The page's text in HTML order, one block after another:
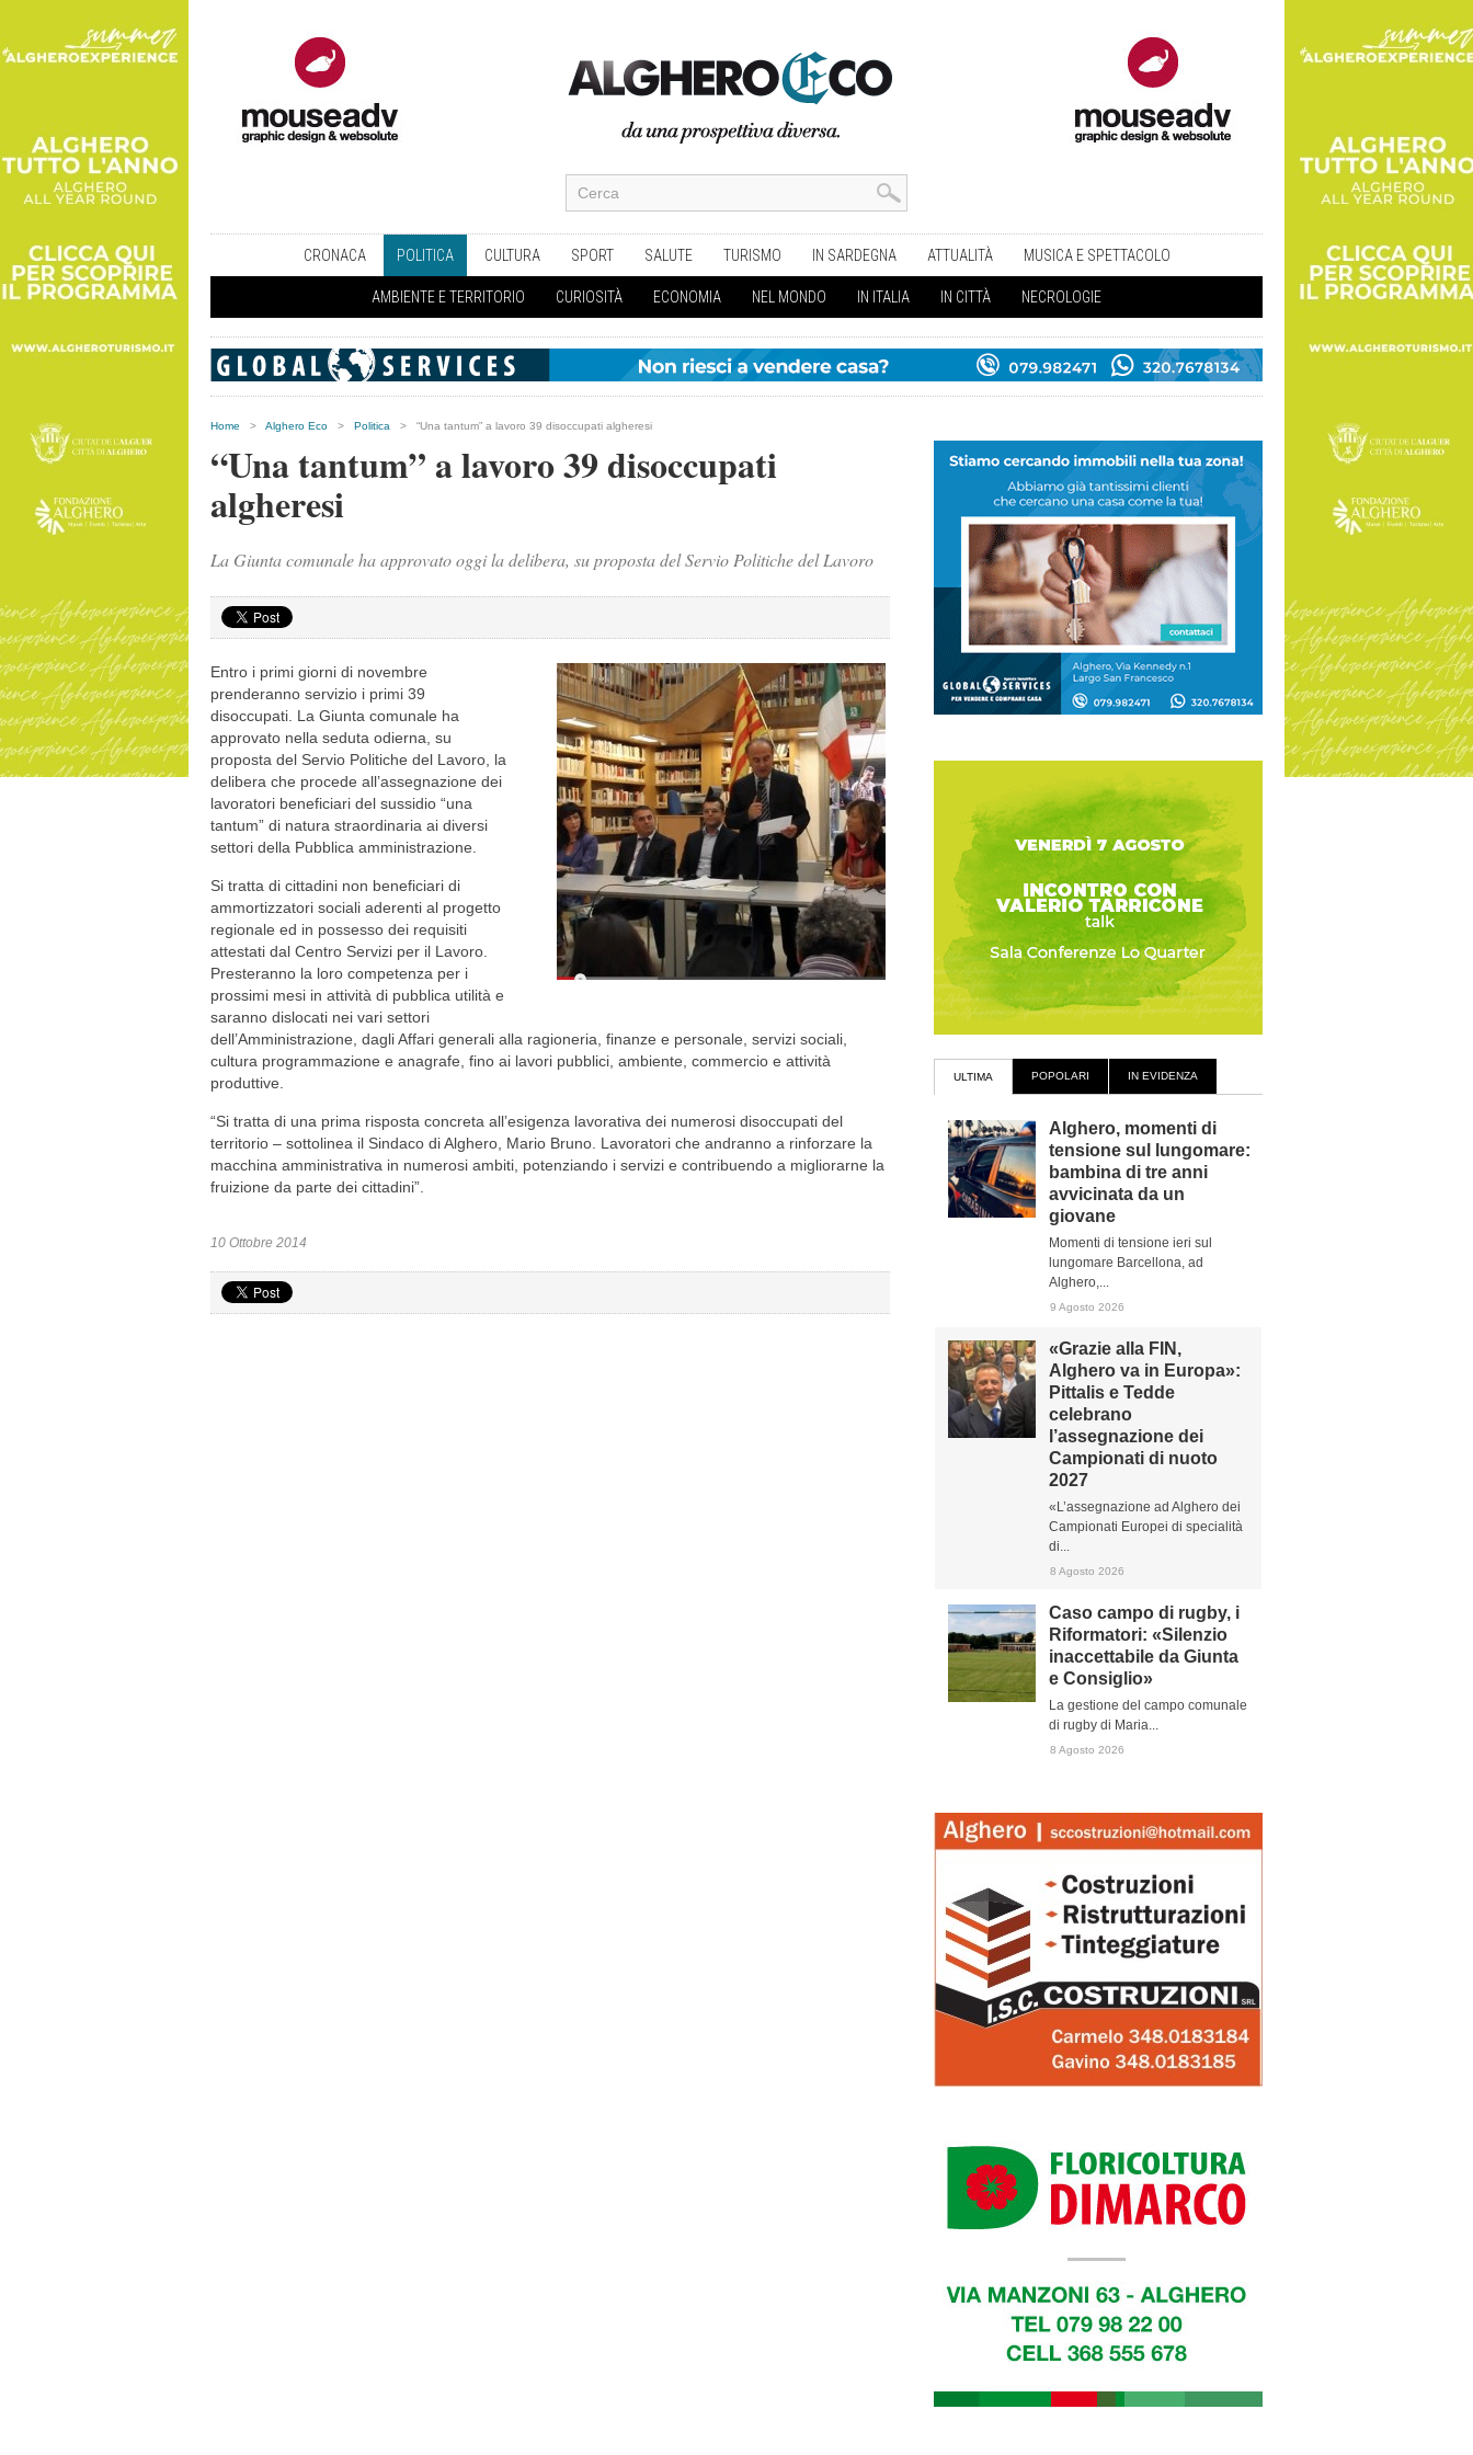
CRONACA POLITICA CULTURA SPORT SALUTE TURISMO IN SARDEGNA ATTUALITÀ MUSICA E SPETTACOLO
AMBIENTE E TERRITORIO CURIOSITÀ ECONOMIA NEL MONDO IN ITALIA IN CITTÀ NECROLOGIE
Home > Alghero Eco > Politica > “Una tantum” a lavoro 39 disoccupati algheresi
“Una tantum” a lavoro 39 disoccupati
algheresi
La Giunta comunale ha approvato oggi la delibera, su proposta del Servio Politiche del Lavoro
Entro i primi giorni di novembre
prenderanno servizio i primi 39
disoccupati. La Giunta comunale ha
approvato nella seduta odierna, su
proposta del Servio Politiche del Lavoro, la
delibera che procede all’assegnazione dei
lavoratori beneficiari del sussidio “una
tantum” di natura straordinaria ai diversi
settori della Pubblica amministrazione.
Si tratta di cittadini non beneficiari di
ammortizzatori sociali aderenti al progetto
regionale ed in possesso dei requisiti
attestati dal Centro Servizi per il Lavoro.
Presteranno la loro competenza per i
prossimi mesi in attività di pubblica utilità e
saranno dislocati nei vari settori
dell’Amministrazione, dagli Affari generali alla ragioneria, finanze e personale, servizi sociali,
cultura programmazione e anagrafe, fino ai lavori pubblici, ambiente, commercio e attività
produttive.
“Si tratta di una prima risposta concreta all’esigenza lavorativa dei numerosi disoccupati del
territorio – sottolinea il Sindaco di Alghero, Mario Bruno. Lavoratori che andranno a rinforzare la
macchina amministrativa in numerosi ambiti, potenziando i servizi e contribuendo a migliorarne la
fruizione da parte dei cittadini”.
10 Ottobre 2014
ULTIMA POPOLARI IN EVIDENZA
Alghero, momenti di
tensione sul lungomare:
bambina di tre anni
avvicinata da un
giovane
Momenti di tensione ieri sul
lungomare Barcellona, ad
Alghero,...
9 Agosto 2026
«Grazie alla FIN,
Alghero va in Europa»:
Pittalis e Tedde
celebrano
l’assegnazione dei
Campionati di nuoto
2027
«L’assegnazione ad Alghero dei
Campionati Europei di specialità
di...
8 Agosto 2026
Caso campo di rugby, i
Riformatori: «Silenzio
inaccettabile da Giunta
e Consiglio»
La gestione del campo comunale
di rugby di Maria...
8 Agosto 2026